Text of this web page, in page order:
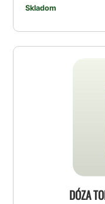
Skladom
DÓZA